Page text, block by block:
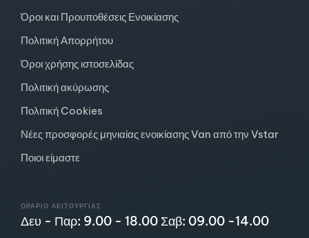
Όροι και Προυποθέσεις Ενοικίασης
Πολιτική Απορρήτου
Όροι χρήσης ιστοσελίδας
Πολιτική ακύρωσης
Πολιτική Cookies
Νέες προσφορές μηνιαίας ενοικίασης Van από την Vstar
Ποιοι είμαστε
ΩΡΆΡΙΟ ΛΕΙΤΟΥΡΓΊΑΣ
Δευ - Παρ: 9.00 - 18.00 Σαβ: 09.00 -14.00